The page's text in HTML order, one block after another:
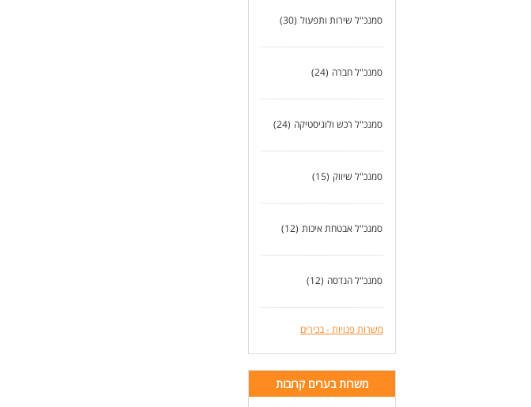
סמנכ"ל שירות ותפעול (30)
סמנכ"ל חברה (24)
סמנכ"ל רכש ולוגיסטיקה (24)
סמנכ"ל שיווק (15)
סמנכ"ל אבטחת איכות (12)
סמנכ"ל הנדסה (12)
משרות פנויות - בכירים
משרות בערים קרובות